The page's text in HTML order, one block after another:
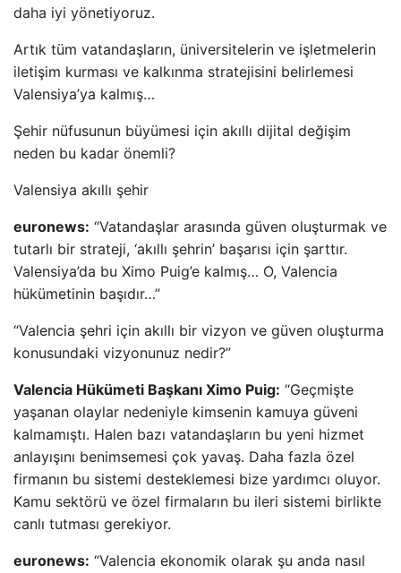
daha iyi yönetiyoruz.
Artık tüm vatandaşların, üniversitelerin ve işletmelerin
iletişim kurması ve kalkınma stratejisini belirlemesi
Valensiya’ya kalmış…
Şehir nüfusunun büyümesi için akıllı dijital değişim
neden bu kadar önemli?
Valensiya akıllı şehir
euronews: “Vatandaşlar arasında güven oluşturmak ve
tutarlı bir strateji, ‘akıllı şehrin’ başarısı için şarttır.
Valensiya’da bu Ximo Puig’e kalmış… O, Valencia
hükümetinin başıdır…”
“Valencia şehri için akıllı bir vizyon ve güven oluşturma
konusundaki vizyonunuz nedir?”
Valencia Hükümeti Başkanı Ximo Puig: “Geçmişte
yaşanan olaylar nedeniyle kimsenin kamuya güveni
kalmamıştı. Halen bazı vatandaşların bu yeni hizmet
anlayışını benimsemesi çok yavaş. Daha fazla özel
firmanın bu sistemi desteklemesi bize yardımcı oluyor.
Kamu sektörü ve özel firmaların bu ileri sistemi birlikte
canlı tutması gerekiyor.
euronews: “Valencia ekonomik olarak şu anda nasıl